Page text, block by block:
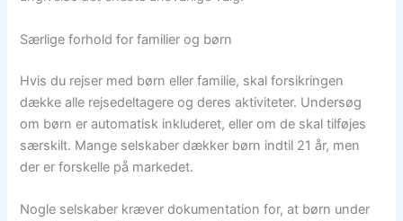
Særlige forhold for familier og børn
Hvis du rejser med børn eller familie, skal forsikringen
dække alle rejsedeltagere og deres aktiviteter. Undersøg
om børn er automatisk inkluderet, eller om de skal tilføjes
særskilt. Mange selskaber dækker børn indtil 21 år, men
der er forskelle på markedet.
Nogle selskaber kræver dokumentation for, at børn under